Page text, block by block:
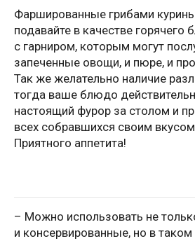
Фаршированные грибами
подавайте в качестве горячего
с гарниром, которым могут
запеченные овощи, и пюре, и
Так же желательно наличие
тогда ваше блюдо
настоящий фурор за столом и
всех собравшихся своим
Приятного аппетита!
– Можно использовать не
и консервированные, но в таком